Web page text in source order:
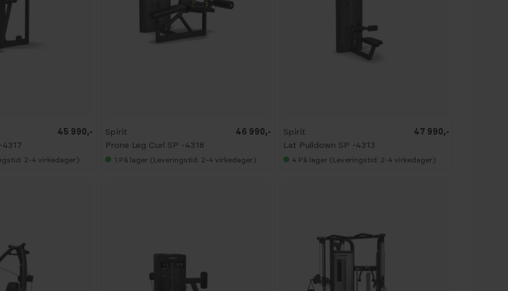
45 990,-
2-4 virkedager)
Spirit
Prone Leg Curl SP -4318
46 990,-
1 På lager (Leveringstid: 2-4 virkedager)
Spirit
Lat Pulldown SP -4313
47 990,-
4 På lager (Leveringstid: 2-4 virkedager)